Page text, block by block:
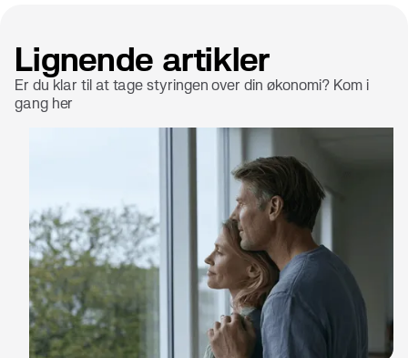
Lignende artikler
Er du klar til at tage styringen over din økonomi? Kom i
gang her